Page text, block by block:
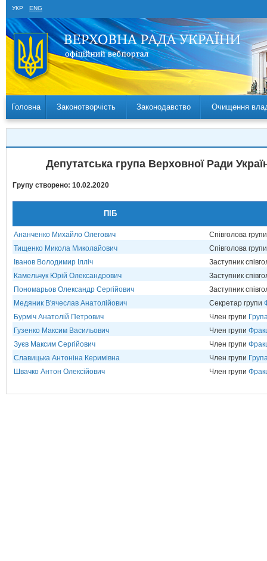
УКР ENG
Головна Законотворчість Законодавство Очищення
Депутатська група Верховної Ради
Групу створено: 10.02.2020
ПІБ
Ананченко Михайло Олегович
Співголова
Тищенко Микола Миколайович
Співголова
Іванов Володимир Ілліч
Заступник
Камельчук Юрій Олександрович
Заступник
Пономарьов Олександр Сергійович
Заступник
Медяник В'ячеслав Анатолійович
Секретар групи
Бурміч Анатолій Петрович
Член групи
Гузенко Максим Васильович
Член групи
Зуєв Максим Сергійович
Член групи
Славицька Антоніна Керимівна
Член групи
Швачко Антон Олексійович
Член групи